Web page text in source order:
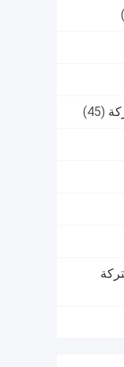
(45)